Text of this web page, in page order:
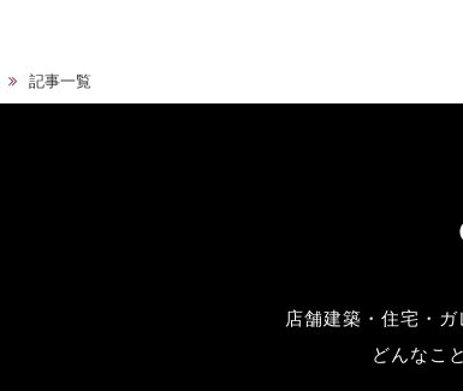
記事一覧
店舗建築・住宅・
どんなこ